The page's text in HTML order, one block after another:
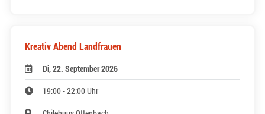
Kreativ Abend Landfrauen
Di, 22. September 2026
19:00 - 22:00 Uhr